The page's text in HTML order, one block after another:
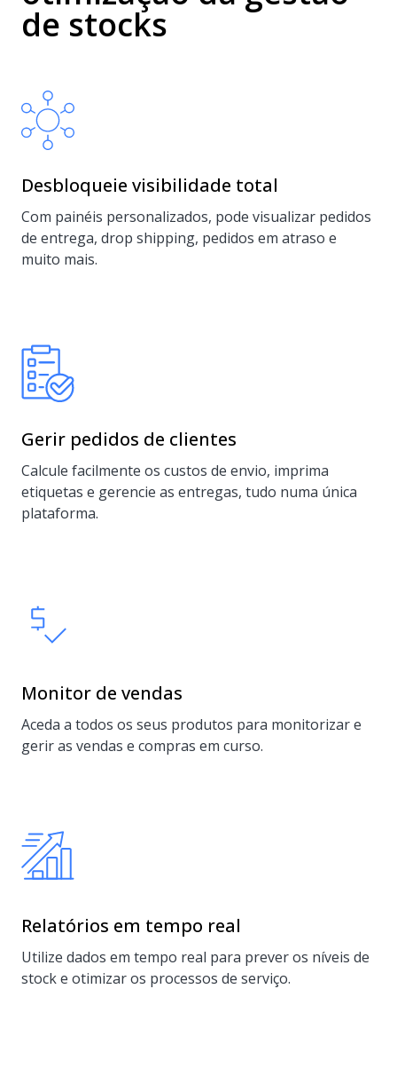
de stocks
Desbloqueie visibilidade total
Com painéis personalizados, pode visualizar pedidos
de entrega, drop shipping, pedidos em atraso e
muito mais.
Gerir pedidos de clientes
Calcule facilmente os custos de envio, imprima
etiquetas e gerencie as entregas, tudo numa única
plataforma.
Monitor de vendas
Aceda a todos os seus produtos para monitorizar e
gerir as vendas e compras em curso.
Relatórios em tempo real
Utilize dados em tempo real para prever os níveis de
stock e otimizar os processos de serviço.